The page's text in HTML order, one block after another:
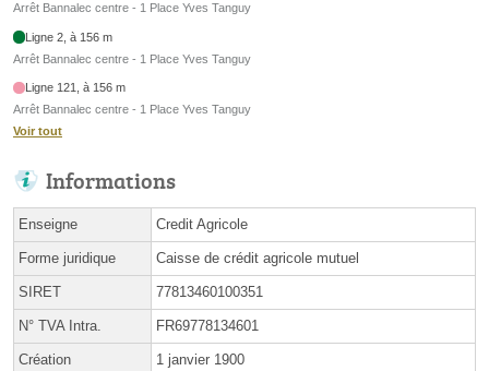
Arrêt Bannalec centre - 1 Place Yves Tanguy
Ligne 2, à 156 m
Arrêt Bannalec centre - 1 Place Yves Tanguy
Ligne 121, à 156 m
Arrêt Bannalec centre - 1 Place Yves Tanguy
Voir tout
Informations
Enseigne Credit Agricole
Forme juridique Caisse de crédit agricole mutuel
SIRET 77813460100351
N° TVA Intra. FR69778134601
Création 1 janvier 1900